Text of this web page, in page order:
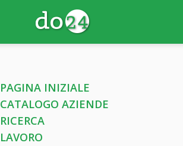
PAGINA INIZIALE
CATALOGO AZIENDE
RICERCA
LAVORO